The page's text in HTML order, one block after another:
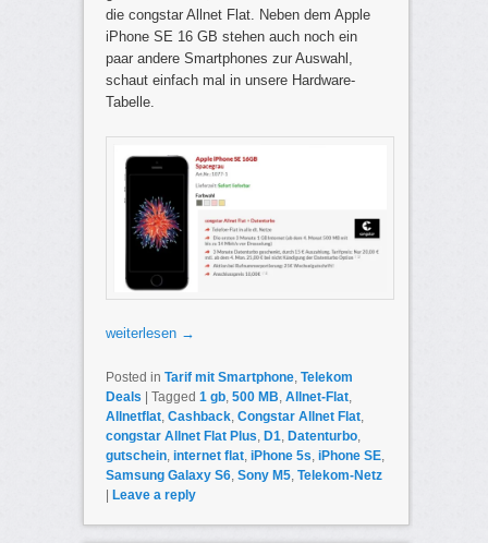
die congstar Allnet Flat. Neben dem Apple
iPhone SE 16 GB stehen auch noch ein
paar andere Smartphones zur Auswahl,
schaut einfach mal in unsere Hardware-
Tabelle.
weiterlesen →
Posted in Tarif mit Smartphone, Telekom
Deals
Tagged 1 gb, 500 MB, Allnet-Flat,
Allnetflat, Cashback, Congstar Allnet Flat,
congstar Allnet Flat Plus, D1, Datenturbo,
gutschein, internet flat, iPhone 5s, iPhone SE,
Samsung Galaxy S6, Sony M5, Telekom-Netz
Leave a reply